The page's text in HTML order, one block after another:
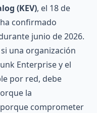
(KEV), el 18 de
confirmado
junio de 2026.
una organización
Enterprise y el
por red, debe
la
comprometer